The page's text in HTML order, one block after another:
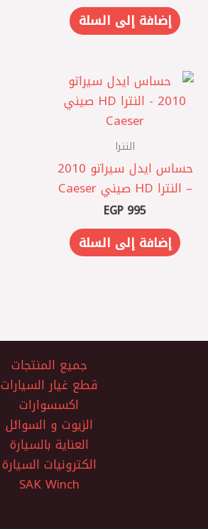
إضافة إلى السلة
النترا
حساس ايدل سيراتو 2010
– النترا HD صيني Caeser
EGP 995
إضافة إلى السلة
جميع المنتجات
قطع غيار السيارات
اكسسوارات
الزيوت و السوائل
العناية بالسيارة
الكترونيات السيارة
SAK Winch